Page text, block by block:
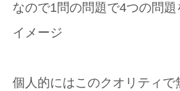
なので1問の問題で4つの問
イメージ
個人的にはこのクオリティで